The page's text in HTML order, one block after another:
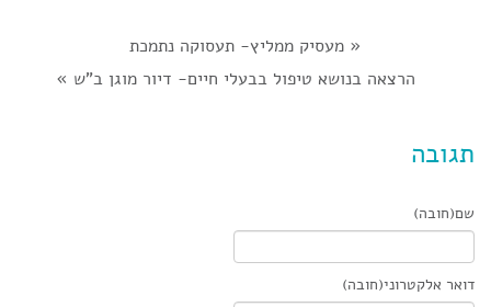
« ​מעסיק ממליץ- תעסוקה נתמכת
הרצאה בנושא טיפול בבעלי חיים- דיור מוגן ב"ש»
תגובה
שם(חובה)
דואר אלקטרוני(חובה)